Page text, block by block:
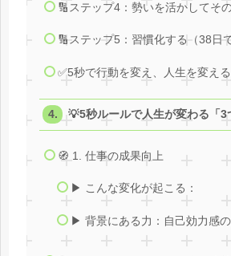
🔢ステップ4：勢いを活かしてそ
🔢ステップ5：習慣化する（38日
✅5秒で行動を変え、人生を変える
💡5秒ルールで人生が変わる「3
🧭 1. 仕事の成果向上
▶ こんな変化が起こる：
▶ 背景にある力：自己効力感